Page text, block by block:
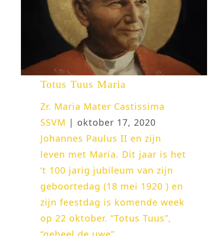
Totus Tuus Maria
Zr. Maria Mater Castissima
SSVM | oktober 17, 2020
Johannes Paulus II en zijn
leven met Maria. Dit jaar is het
‘t 100 jarig jubileum van zijn
geboortedag (18 mei 1920 ) en
zijn feestdag is komende week
op 22 oktober. “Totus Tuus”,